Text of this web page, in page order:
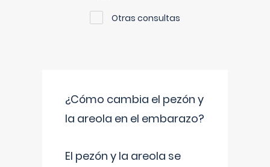
Otras consultas
¿Cómo cambia el pezón y
la areola en el embarazo?
El pezón y la areola se